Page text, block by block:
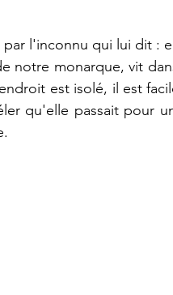
l'inconnu qui lui dit :
notre monarque, vit
est isolé, il est
qu'elle passait pour